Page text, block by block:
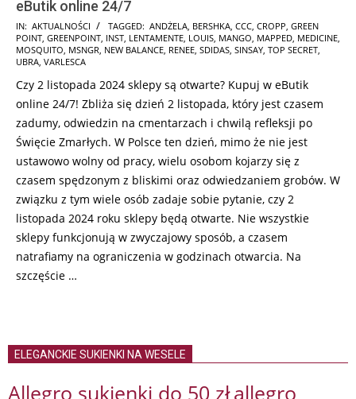
eButik online 24/7
2024-
10-
31
IN: AKTUALNOŚCI TAGGED: ANDŻELA BERSHKA CCC CROPP GREEN
POINT GREENPOINT INST LENTAMENTE LOUIS MANGO MAPPED MEDICINE
MOSQUITO MSNGR NEW BALANCE RENEE SDIDAS SINSAY TOP SECRET
UBRA VARLESCA
Czy 2 listopada 2024 sklepy są otwarte? Kupuj w eButik
online 24/7! Zbliża się dzień 2 listopada, który jest czasem
zadumy, odwiedzin na cmentarzach i chwilą refleksji po
Święcie Zmarłych. W Polsce ten dzień, mimo że nie jest
ustawowo wolny od pracy, wielu osobom kojarzy się z
czasem spędzonym z bliskimi oraz odwiedzaniem grobów. W
związku z tym wiele osób zadaje sobie pytanie, czy 2
listopada 2024 roku sklepy będą otwarte. Nie wszystkie
sklepy funkcjonują w zwyczajowy sposób, a czasem
natrafiamy na ograniczenia w godzinach otwarcia. Na
szczęście …
ELEGANCKIE SUKIENKI NA WESELE
Allegro sukienki do 50 złallegro